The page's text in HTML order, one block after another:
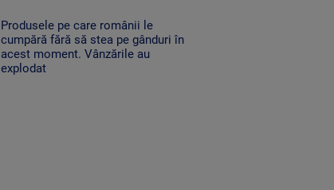
Produsele pe care românii le
cumpără fără să stea pe gânduri în
acest moment. Vânzările au
explodat